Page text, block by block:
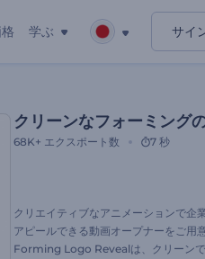
学ぶ サイ
クリーンなフォーミング
68K+ エクスポート数 7 秒
クリエイティブなアニメーションで企
アピールできる動画オープナーをご用
Forming Logo Revealは、クリーンで